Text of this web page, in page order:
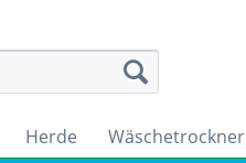
Herde Wäschetrockner